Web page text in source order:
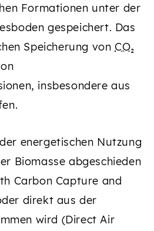
Formationen unter der
gespeichert. Das
Speicherung vonCO₂
insbesondere aus
energetischen Nutzung
Biomasse abgeschieden
Carbon Capture and
direkt aus der
wird (Direct Air